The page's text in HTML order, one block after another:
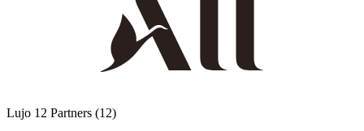
Lujo 12 Partners (12)